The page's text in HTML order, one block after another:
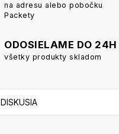
na adresu alebo pobočku
Packety
ODOSIELAME DO 24H
všetky produkty skladom
DISKUSIA